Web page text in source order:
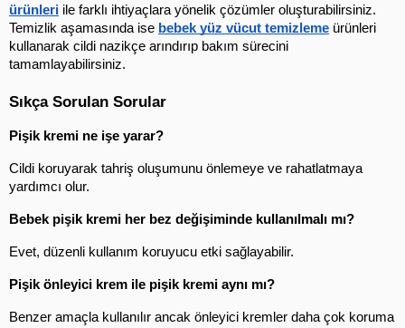
ürünleri ile farklı ihtiyaçlara yönelik çözümler oluşturabilirsiniz.
Temizlik aşamasında ise bebek yüz vücut temizleme ürünleri
kullanarak cildi nazikçe arındırıp bakım sürecini
tamamlayabilirsiniz.
Sıkça Sorulan Sorular
Pişik kremi ne işe yarar?
Cildi koruyarak tahriş oluşumunu önlemeye ve rahatlatmaya
yardımcı olur.
Bebek pişik kremi her bez değişiminde kullanılmalı mı?
Evet, düzenli kullanım koruyucu etki sağlayabilir.
Pişik önleyici krem ile pişik kremi aynı mı?
Benzer amaçla kullanılır ancak önleyici kremler daha çok koruma